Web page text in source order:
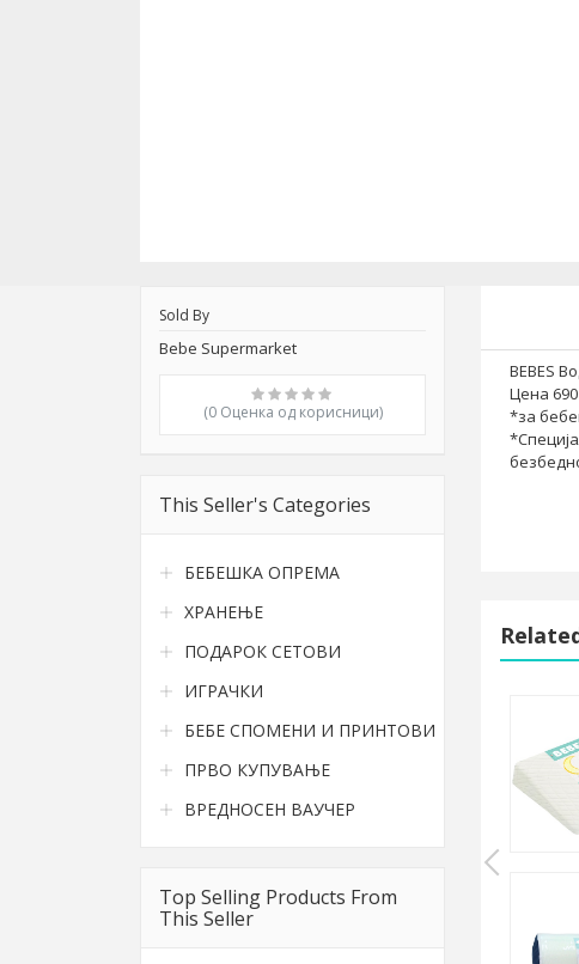
Sold By
Bebe Supermarket
(0 Oценка од корисници)
This Seller's Categories
БЕБЕШКА ОПРЕМА
ХРАНЕЊЕ
ПОДАРОК СЕТОВИ
ИГРАЧКИ
БЕБЕ СПОМЕНИ И ПРИНТОВИ
ПРВО КУПУВАЊЕ
ВРЕДНОСЕН ВАУЧЕР
Top Selling Products From
This Seller
BEBES
Цена
*за
Wardrobe Bebes
ден.
Cotton knitted blanket BabyOno gray